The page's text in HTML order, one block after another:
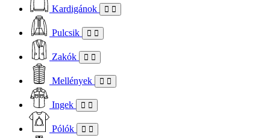
Kardigánok
Pulcsik
Zakók
Mellények
Ingek
Pólók